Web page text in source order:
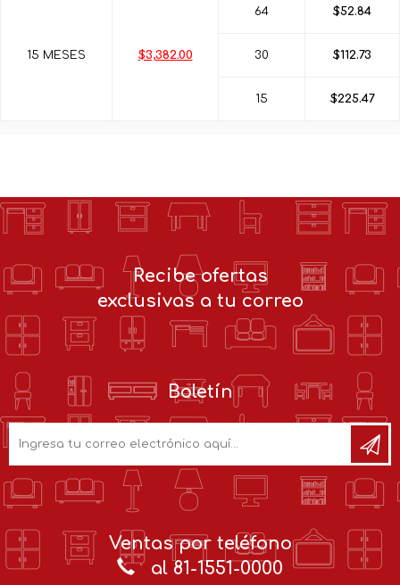
15 MESES $3,382.00
64 $52.84
30 $112.73
15 $225.47
Recibe ofertas
exclusivas a tu correo
Boletín
Ventas por teléfono
al 81-1551-0000